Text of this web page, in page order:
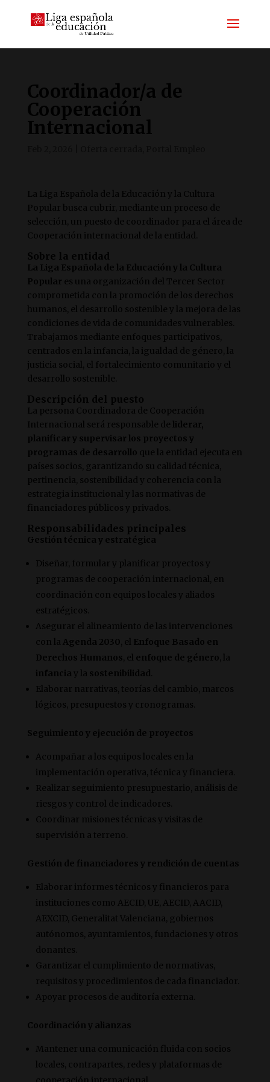
Coordinador/a de
Cooperación
Internacional
La Liga Española de la Educación y la Cultura
Popular busca cubrir, mediante un proceso de
selección, un puesto de coordinador para el área de
Cooperación internacional de la entidad.
Sobre la entidad
La Liga Española de la Educación y la Cultura
Popular es una organización del Tercer Sector
comprometida con la promoción de los derechos
humanos, el desarrollo sostenible y la mejora de las
condiciones de vida de comunidades vulnerables.
Trabajamos mediante enfoques participativos,
centrados en la infancia, la igualdad de género, la
justicia social, el fortalecimiento comunitario y el
desarrollo sostenible.
Descripción del puesto
La persona Coordinadora de Cooperación
Internacional será responsable de liderar,
planificar y supervisar los proyectos y
programas de desarrollo que la entidad ejecuta en
países socios, garantizando su calidad técnica,
pertinencia, sostenibilidad y coherencia con la
estrategia institucional y las normativas de
financiadores públicos y privados.
Responsabilidades principales
Gestión técnica y estratégica
Diseñar, formular y planificar proyectos y
programas de cooperación internacional, en
coordinación con equipos locales y aliados
estratégicos.
Asegurar el alineamiento de las intervenciones
con la Agenda 2030 , el Enfoque Basado en
Derechos Humanos , el enfoque de género , la
infancia y la sostenibilidad
Elaborar narrativas, teorías del cambio, marcos
lógicos, presupuestos y cronogramas.
Seguimiento y ejecución de proyectos
Acompañar a los equipos locales en la
implementación operativa, técnica y financiera.
Realizar seguimiento presupuestario, análisis de
riesgos y control de indicadores.
Coordinar misiones técnicas y visitas de
supervisión a terreno.
Gestión de financiadores y rendición de cuentas
Elaborar informes técnicos y financieros para
instituciones como AECID, UE, AECID, AACID,
AEXCID, Generalitat Valenciana, gobiernos
autónomos, ayuntamientos, fundaciones y otros
donantes.
Garantizar el cumplimiento de normativas,
requisitos y procedimientos de cada financiador.
Apoyar procesos de auditoría externa.
Coordinación y alianzas
Mantener una comunicación fluida con socios
locales, contrapartes, redes y plataformas de